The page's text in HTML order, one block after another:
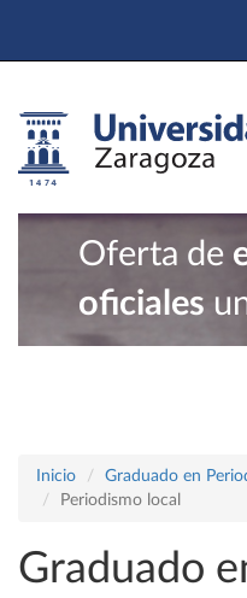
Oferta de
oficiales
Inicio Graduado en
Periodismo local
Graduado